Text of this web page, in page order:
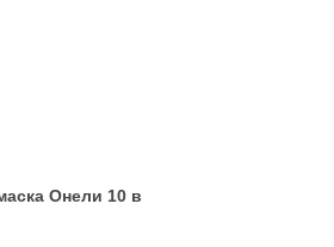
Онели 10 в